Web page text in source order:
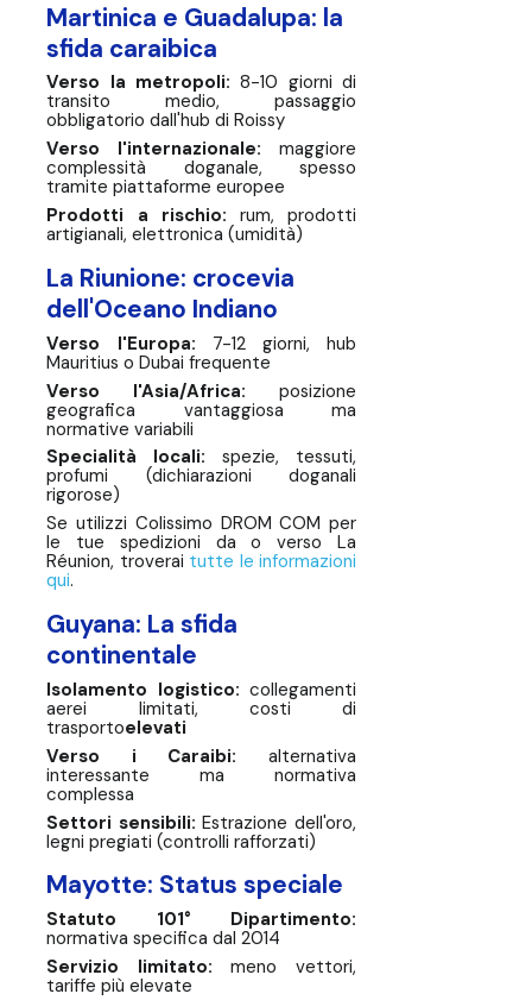
Martinica e Guadalupa: la
sfida caraibica
Verso la metropoli: 8-10 giorni di
transito medio, passaggio
obbligatorio dall'hub di Roissy
Verso l'internazionale: maggiore
complessità doganale, spesso
tramite piattaforme europee
Prodotti a rischio: rum, prodotti
artigianali, elettronica (umidità)
La Riunione: crocevia
dell'Oceano Indiano
Verso l'Europa: 7-12 giorni, hub
Mauritius o Dubai frequente
Verso l'Asia/Africa: posizione
geografica vantaggiosa ma
normative variabili
Specialità locali: spezie, tessuti,
profumi (dichiarazioni doganali
rigorose)
Se utilizzi Colissimo DROM COM per
le tue spedizioni da o verso La
Réunion, troverai tutte le informazioni
qui.
Guyana: La sfida
continentale
Isolamento logistico: collegamenti
aerei limitati, costi di
trasportoelevati‍
Verso i Caraibi: alternativa
interessante ma normativa
complessa
Settori sensibili: Estrazione dell'oro,
legni pregiati (controlli rafforzati)
Mayotte: Status speciale
Statuto 101° Dipartimento:
normativa specifica dal 2014
Servizio limitato: meno vettori,
tariffe più elevate